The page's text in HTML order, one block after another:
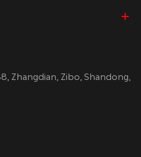
Zhangdian, Zibo, Shandong,